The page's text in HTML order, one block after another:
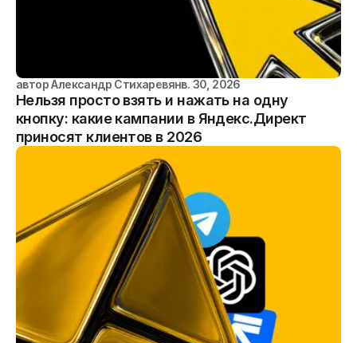
автор Александр Стихаревянв. 30, 2026
Нельзя просто взять и нажать на одну
кнопку: какие кампании в Яндекс.Директ
приносят клиентов в 2026